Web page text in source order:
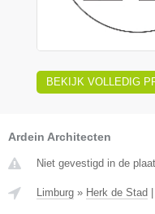
BEKIJK VOLLEDIG
Ardein Architecten
Niet gevestigd in de
Limburg » Herk de Stad